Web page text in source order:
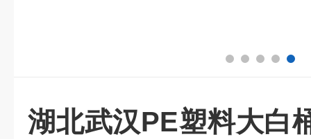
湖北武汉PE塑料大白